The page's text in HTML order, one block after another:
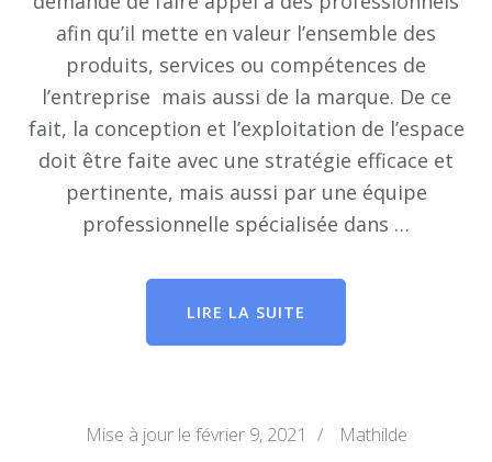
afin qu’il mette en valeur l’ensemble des
produits, services ou compétences de
l’entreprise mais aussi de la marque. De ce
fait, la conception et l’exploitation de l’espace
doit être faite avec une stratégie efficace et
pertinente, mais aussi par une équipe
professionnelle spécialisée dans …
LIRE LA SUITE
Mise à jour le février 9, 2021 / Mathilde